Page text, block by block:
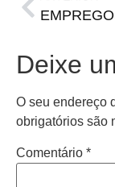
Deixe
O seu endereço
obrigatórios são
Comentário *